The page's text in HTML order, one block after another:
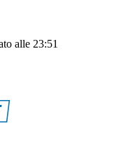
alle 23:51